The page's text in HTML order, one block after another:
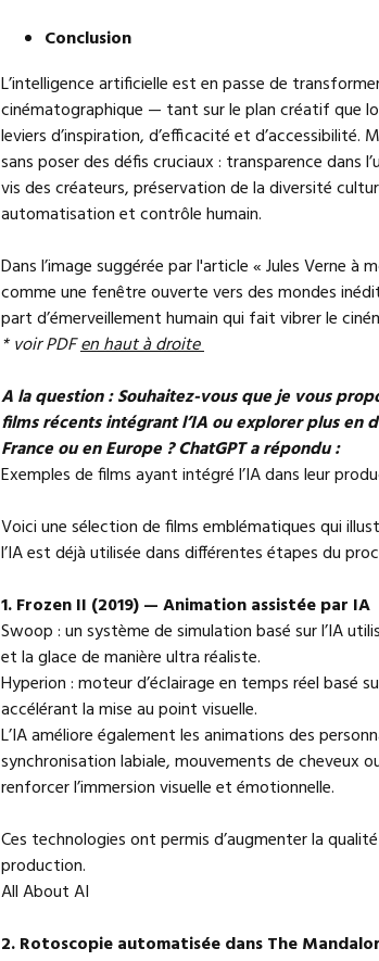
Conclusion
L’intelligence artificielle est en passe de
cinématographique — tant sur le plan créatif que
leviers d’inspiration, d’efficacité et
sans poser des défis cruciaux : transparence dans
vis des créateurs, préservation de la diversité
automatisation et contrôle humain.
Dans l’image suggérée par l'article « Jules Verne à
comme une fenêtre ouverte vers des mondes
part d’émerveillement humain qui fait vibrer le
* voir PDFen haut à droite
A la question : Souhaitez-vous que je vous
films récents intégrant l’IA ou explorer plus en
France ou en Europe ? ChatGPT a répondu :
Exemples de films ayant intégré l’IA dans leur
Voici une sélection de films emblématiques qui
l’IA est déjà utilisée dans différentes étapes du
1. Frozen II (2019) — Animation assistée par IA
Swoop : un système de simulation basé sur l’IA
et la glace de manière ultra réaliste.
Hyperion : moteur d’éclairage en temps réel basé
accélérant la mise au point visuelle.
L’IA améliore également les animations des
synchronisation labiale, mouvements de cheveux
renforcer l’immersion visuelle et émotionnelle.
Ces technologies ont permis d’augmenter la
production.
All About AI
2. Rotoscopie automatisée dans The